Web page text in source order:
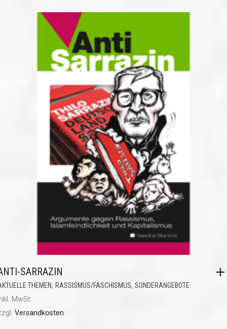
SARRAZIN
THEMEN, RASSISMUS/FASCHISMUS, SONDERANGEBOTE
MwSt.
Versandkosten